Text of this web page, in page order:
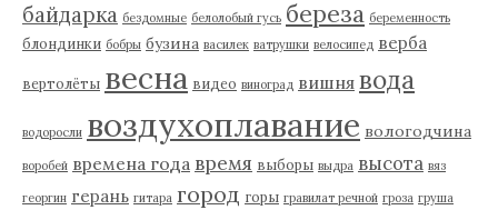
байдарка бездомные белолобый гусь береза беременность
блондинки бобры бузина василек ватрушки велосипед верба
вертолёты весна видео виноград вишня вода
водоросли воздухоплавание вологодчина
воробей времена года время выборы выдра высота вяз
георгин герань гитара город горы гравилат речной гроза груша